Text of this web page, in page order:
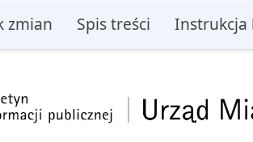
menu przejdź do treści
zmian Spis treści Instrukcja